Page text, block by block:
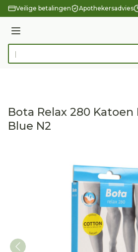
Ga naar de inhoud
Veilige betalingen Apothekersadvies
Menu
Product, merk, categorie...
Bota Relax 280 Katoen
Blue N2